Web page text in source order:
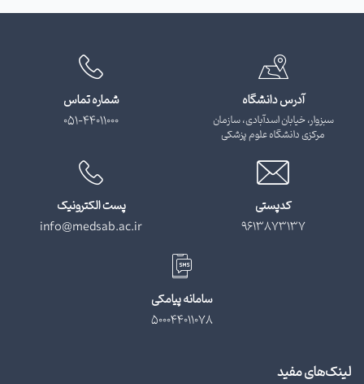
آدرس دانشگاه
سبزوار، خیابان اسدآبادی، سازمان
مرکزی دانشگاه علوم پزشکی
شماره تماس
051-44011000
کدپستی
9613873137
پست الکترونیک
info@medsab.ac.ir
سامانه پیامکی
500044011078
لینک‌های مفید